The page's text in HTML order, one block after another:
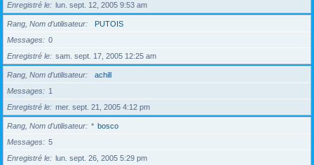
Enregistré le
lun. sept. 12, 2005 9:53 am
Rang, Nom d’utilisateur
PUTOIS
Messages
0
Enregistré le
sam. sept. 17, 2005 12:25 am
Rang, Nom d’utilisateur
achill
Messages
1
Enregistré le
mer. sept. 21, 2005 4:12 pm
Rang, Nom d’utilisateur * bosco
Messages
5
Enregistré le
lun. sept. 26, 2005 5:29 pm